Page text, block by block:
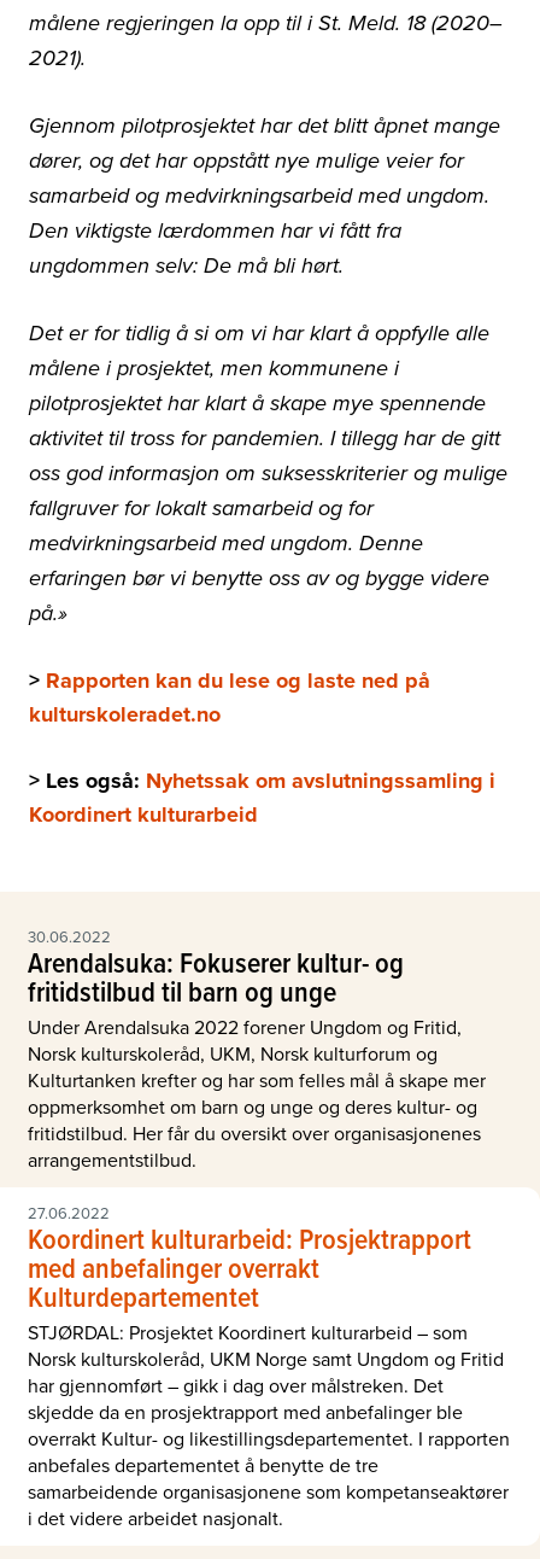
målene regjeringen la opp til i St. Meld. 18 (2020–
2021).
Gjennom pilotprosjektet har det blitt åpnet mange
dører, og det har oppstått nye mulige veier for
samarbeid og medvirkningsarbeid med ungdom.
Den viktigste lærdommen har vi fått fra
ungdommen selv: De må bli hørt.
Det er for tidlig å si om vi har klart å oppfylle alle
målene i prosjektet, men kommunene i
pilotprosjektet har klart å skape mye spennende
aktivitet til tross for pandemien. I tillegg har de gitt
oss god informasjon om suksesskriterier og mulige
fallgruver for lokalt samarbeid og for
medvirkningsarbeid med ungdom. Denne
erfaringen bør vi benytte oss av og bygge videre
på.»
> Rapporten kan du lese og laste ned på
kulturskoleradet.no
> Les også: Nyhetssak om avslutningssamling i
Koordinert kulturarbeid
30.06.2022
Arendalsuka: Fokuserer kultur- og
fritidstilbud til barn og unge
Under Arendalsuka 2022 forener Ungdom og Fritid,
Norsk kulturskoleråd, UKM, Norsk kulturforum og
Kulturtanken krefter og har som felles mål å skape mer
oppmerksomhet om barn og unge og deres kultur- og
fritidstilbud. Her får du oversikt over organisasjonenes
arrangementstilbud.
27.06.2022
Koordinert kulturarbeid: Prosjektrapport
med anbefalinger overrakt
Kulturdepartementet
STJØRDAL: Prosjektet Koordinert kulturarbeid – som
Norsk kulturskoleråd, UKM Norge samt Ungdom og Fritid
har gjennomført – gikk i dag over målstreken. Det
skjedde da en prosjektrapport med anbefalinger ble
overrakt Kultur- og likestillingsdepartementet. I rapporten
anbefales departementet å benytte de tre
samarbeidende organisasjonene som kompetanseaktører
i det videre arbeidet nasjonalt.